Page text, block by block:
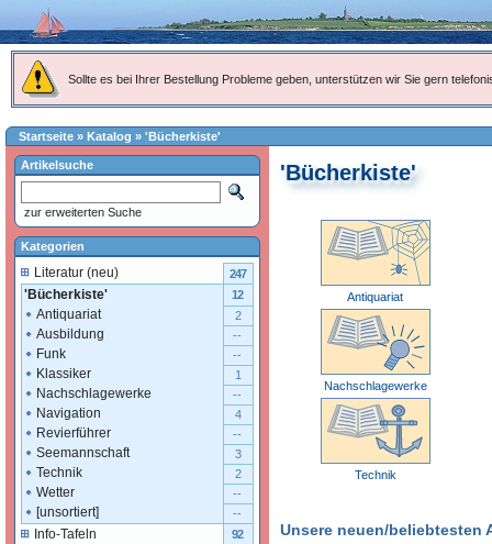
Sollte es bei Ihrer Bestellung Probleme geben, unterstützen wir Sie gern
Startseite » Katalog » 'Bücherkiste'
'Bücherkiste'
Antiquariat
Nachschlagewerke
Technik
Unsere neuen/beliebtesten
Artikelsuche
zur erweiterten Suche
Kategorien
Literatur (neu) 247
'Bücherkiste' 12
Antiquariat 2
Ausbildung --
Funk --
Klassiker 1
Nachschlagewerke --
Navigation 4
Revierführer --
Seemannschaft 3
Technik 2
Wetter --
[unsortiert] --
Info-Tafeln 92